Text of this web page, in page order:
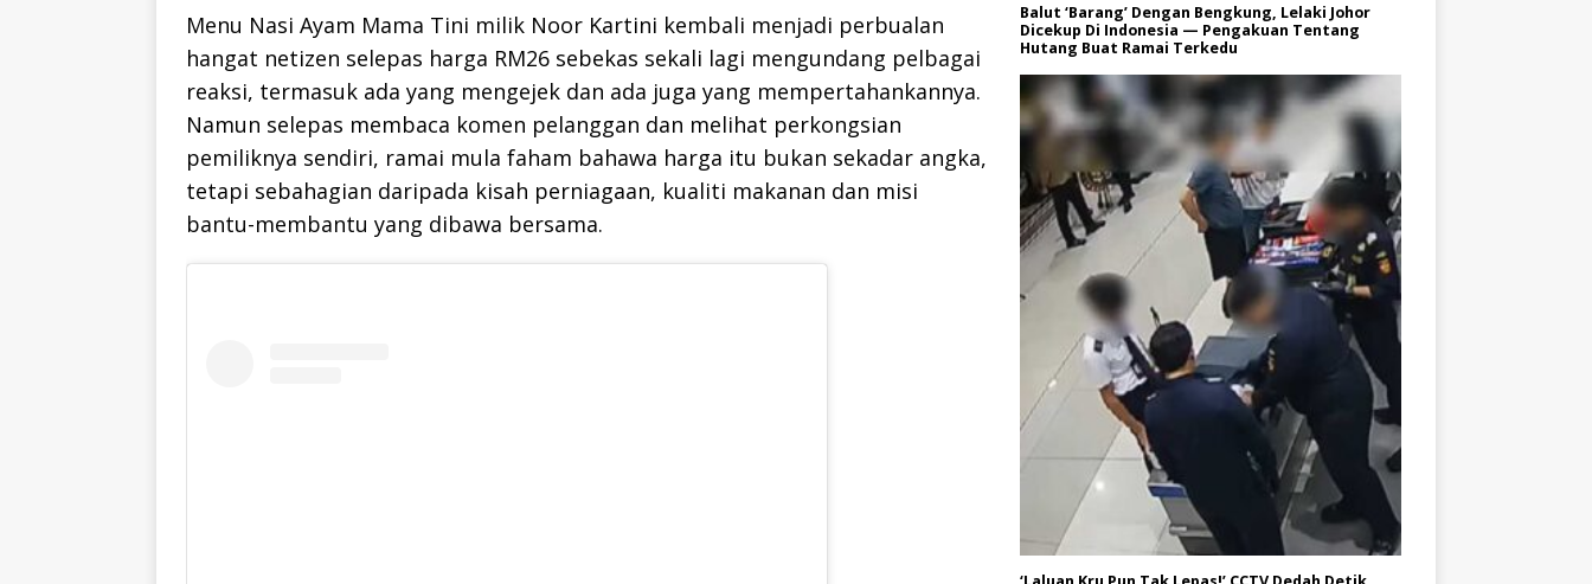
Menu Nasi Ayam Mama Tini milik Noor Kartini kembali menjadi perbualan
hangat netizen selepas harga RM26 sebekas sekali lagi mengundang pelbagai
reaksi, termasuk ada yang mengejek dan ada juga yang mempertahankannya.
Namun selepas membaca komen pelanggan dan melihat perkongsian
pemiliknya sendiri, ramai mula faham bahawa harga itu bukan sekadar angka,
tetapi sebahagian daripada kisah perniagaan, kualiti makanan dan misi
bantu-membantu yang dibawa bersama.
Balut ‘Barang’ Dengan Bengkung, Lelaki Johor
Dicekup Di Indonesia — Pengakuan Tentang
Hutang Buat Ramai Terkedu